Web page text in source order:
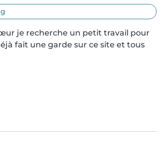
je recherche un petit travail pour
fait une garde sur ce site et tous